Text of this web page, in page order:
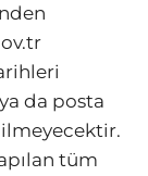
da posta
tüm